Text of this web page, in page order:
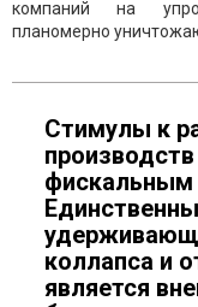
компаний на
планомерно
Стимулы к
фискальным
коллапса и
является